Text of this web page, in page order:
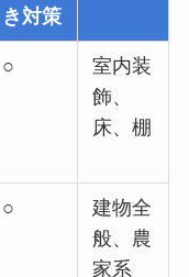
き対策
○
室内装
飾、
床、棚
○
建物全
般、農
家系